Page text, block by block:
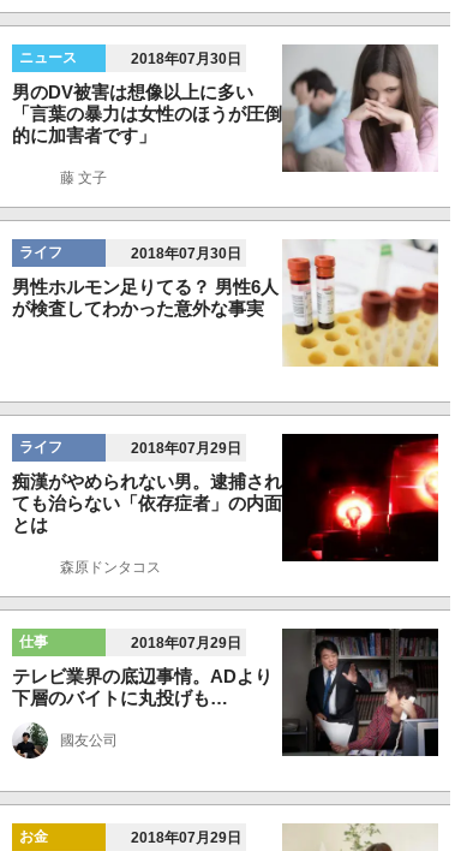
ニュース 2018年07月30日
男のDV被害は想像以上に多い
「言葉の暴力は女性のほうが圧倒
的に加害者です」
藤 文子
ライフ 2018年07月30日
男性ホルモン足りてる？ 男性6人
が検査してわかった意外な事実
ライフ 2018年07月29日
痴漢がやめられない男。逮捕され
ても治らない「依存症者」の内面
とは
森原ドンタコス
仕事 2018年07月29日
テレビ業界の底辺事情。ADより
下層のバイトに丸投げも…
國友公司
お金 2018年07月29日